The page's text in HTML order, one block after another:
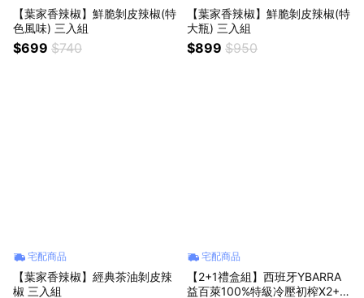
【葉家香辣椒】鮮脆剝皮辣椒(特
色風味) 三入組
$699 $740
【葉家香辣椒】鮮脆剝皮辣椒(特
大瓶) 三入組
$899 $950
宅配商品
【葉家香辣椒】經典茶油剝皮辣
椒 三入組
宅配商品
【2+1禮盒組】西班牙YBARRA
益百萊100%特級冷壓初榨X2+純